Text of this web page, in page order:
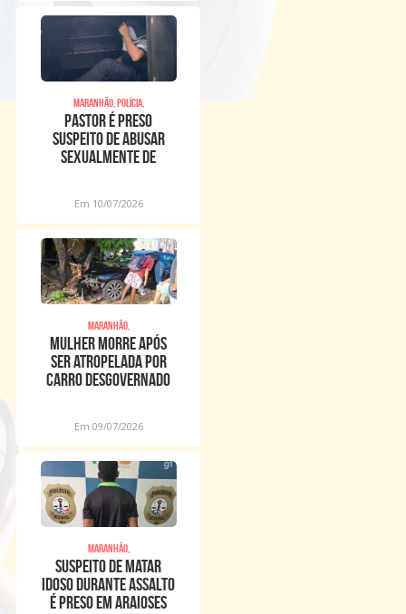
Maranhão, Polícia,
Pastor é preso
suspeito de abusar
sexualmente de
Em 10/07/2026
Maranhão,
Mulher morre após
ser atropelada por
carro desgovernado
Em 09/07/2026
Maranhão,
Suspeito de matar
idoso durante assalto
é preso em Araioses